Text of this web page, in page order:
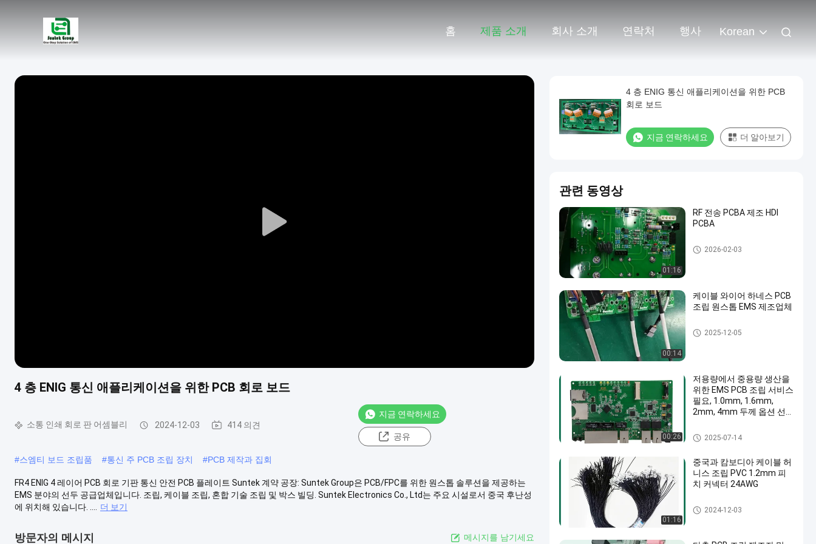
홈 제품 소개 회사 소개 연락처 행사 Korean
Play
4 층 ENIG 통신 애플리케이션을 위한 PCB 회로 보드
소통 인쇄 회로 판 어셈블리 2024-12-03 414 의견
지금 연락하세요
공유
#스엠티 보드 조립품 #통신 주 PCB 조립 장치 #PCB 제작과 집회
FR4 ENIG 4 레이어 PCB 회로 기판 통신 안전 PCB 플레이트 Suntek 계약 공장: Suntek Group은 PCB/FPC를 위한 원스톱 솔루션을 제공하는
EMS 분야의 선두 공급업체입니다. 조립, 케이블 조립, 혼합 기술 조립 및 박스 빌딩. Suntek Electronics Co., Ltd는 주요 시설로서 중국 후난성
에 위치해 있습니다. ....
더 보기
방문자의 메시지 메시지를 남기세요
4 층 ENIG 통신 애플리케이션을 위한 PCB
회로 보드
지금 연락하세요 더 알아보기
관련 동영상
01:16
RF 전송 PCBA 제조 HDI
PCBA
소통 인쇄 회로 판 어셈블리
2026-02-03
00:14
케이블 와이어 하네스 PCB
조립 원스톱 EMS 제조업체
단기거래 인쇄 회로 판 어셈블
리
2025-12-05
00:26
저용량에서 중용량 생산을
위한 EMS PCB 조립 서비스
필요, 1.0mm, 1.6mm,
2mm, 4mm 두께 옵션 선
ems 피크바
2025-07-14
01:16
중국과 캄보디아 케이블 허
니스 조립 PVC 1.2mm 피
치 커넥터 24AWG
배선 장비
2024-12-03